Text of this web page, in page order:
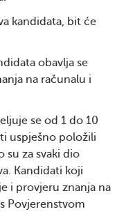
kandidata, bit će
obavlja se
na računalu i
se od 1 do 10
uspješno položili
su za svaki dio
Kandidati koji
i provjeru znanja na
Povjerenstvom